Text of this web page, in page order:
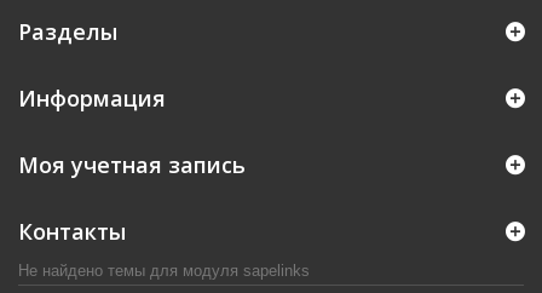
Разделы
Информация
Моя учетная запись
Контакты
Не найдено темы для модуля sapelinks